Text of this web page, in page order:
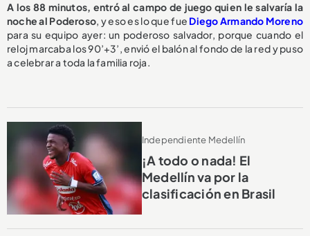
A los 88 minutos, entró al campo de juego quien le salvaría la
noche al Poderoso, y eso es lo que fue Diego Armando Moreno
para su equipo ayer: un poderoso salvador, porque cuando el
reloj marcaba los 90’+3’, envió el balón al fondo de la red y puso
a celebrar a toda la familia roja.
Independiente Medellín
¡A todo o nada! El
Medellín va por la
clasificación en Brasil